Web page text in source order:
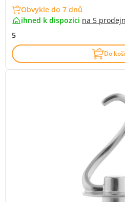
Obvykle do 7 dnů
ihned k dispozici na 5
5
Do